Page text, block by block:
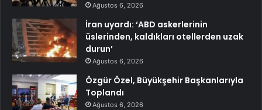
Ağustos 6, 2026
İran uyardı: ‘ABD askerlerinin
üslerinden, kaldıkları otellerden uzak
durun’
Ağustos 6, 2026
Özgür Özel, Büyükşehir Başkanlarıyla
Toplandı
Ağustos 6, 2026